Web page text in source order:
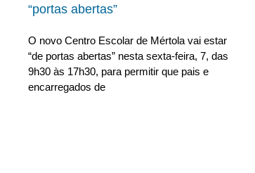
“portas abertas”
O novo Centro Escolar de Mértola vai estar
“de portas abertas” nesta sexta-feira, 7, das
9h30 às 17h30, para permitir que pais e
encarregados de